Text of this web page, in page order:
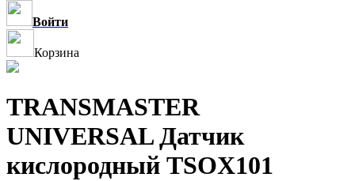
Войти
Корзина
TRANSMASTER
UNIVERSAL Датчик
кислородный TSOX101